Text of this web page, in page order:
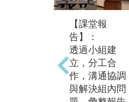
【課堂報
告】：
透過小組建
立，分工合
作，溝通協調
與解決組內問